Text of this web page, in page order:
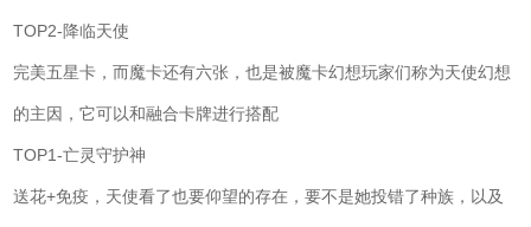
TOP2-降临天使
完美五星卡，而魔卡还有六张，也是被魔卡幻想玩家们称为天使幻想
的主因，它可以和融合卡牌进行搭配
TOP1-亡灵守护神
送花+免疫，天使看了也要仰望的存在，要不是她投错了种族，以及